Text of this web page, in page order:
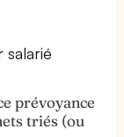
prévoyance
triés (ou